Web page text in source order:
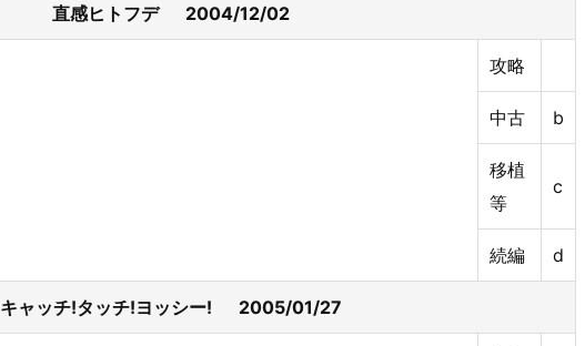
直感ヒトフデ 2004/12/02
攻略
中古 b
移植
等
c
続編 d
キャッチ!タッチ!ヨッシー! 2005/01/27